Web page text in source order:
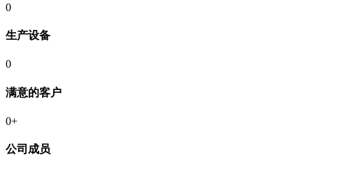
0
生产设备
0
满意的客户
0+
公司成员